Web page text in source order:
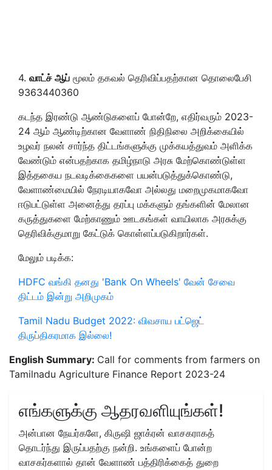
4. வாட்ச் ஆப் மூலம் தகவல் தெரிவிப்பதற்கான தொலைபேசி
9363440360
கடந்த இரண்டு ஆண்டுகளைப் போன்றே, எதிர்வரும் 2023-
24 ஆம் ஆண்டிற்கான வேளாண் நிதிநிலை அறிக்கையில்
உழவர் நலன் சார்ந்த திட்டங்களுக்கு முக்கயத்துவம் அளிக்க
வேண்டும் என்பதற்காக தமிழ்நாடு அரசு மேற்கொண்டுள்ள
இத்தகைய நடவடிக்கைகளை பயன்படுத்துக்கொண்டு,
வேளாண்மையில் நேரடியாகவோ அல்லது மறைமுகமாகவோ
ஈடுபட்டுள்ள அனைத்து தரப்பு மக்களும் தங்களின் மேலான
கருத்துகளை மேற்காணும் ஊடகங்கள் வாயிலாக அரசுக்கு
தெரிவிக்குமாறு கேட்டுக் கொள்ளப்படுகிறார்கள்.
மேலும் படிக்க:
HDFC வங்கி தனது 'Bank On Wheels' வேன் சேவை
திட்டம் இன்று அறிமுகம்
Tamil Nadu Budget 2022: விவசாய பட்ஜெட்
திருப்திகரமாக இல்லை!
English Summary: Call for comments from farmers on
Tamilnadu Agriculture Finance Report 2023-24
எங்களுக்கு ஆதரவளியுங்கள்!
அன்பான நேயர்களே, கிருஷி ஜாக்ரன் வாசகராகத்
தொடர்ந்து இருப்பதற்கு நன்றி. உங்களைப் போன்ற
வாசகர்களால் தான் வேளாண் பத்திரிக்கைத் துறை